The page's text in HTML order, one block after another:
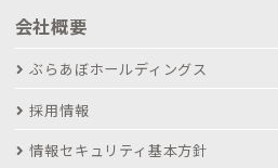
会社概要
ぶらあぼホールディングス
採用情報
情報セキュリティ基本方針